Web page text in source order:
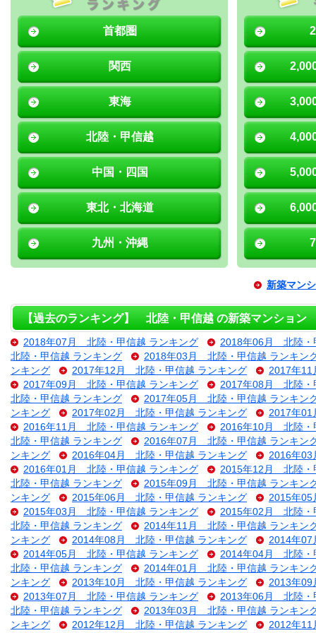
首都圏
関西
東海
北陸・甲信越
中国・四国
東北・北海道
九州・沖縄
新築マン
【過去のランキング】 北陸・甲信越 の新築マンション
2018年07月 北陸・甲信越 ランキング
2018年06月 北陸・
北陸・甲信越 ランキング
2018年03月 北陸・甲信越 ランキン
ンキング
2017年12月 北陸・甲信越 ランキング
2017年
2017年09月 北陸・甲信越 ランキング
2017年08月 北陸・
北陸・甲信越 ランキング
2017年05月 北陸・甲信越 ランキン
ンキング
2017年02月 北陸・甲信越 ランキング
2017年
2016年11月 北陸・甲信越 ランキング
2016年10月 北陸・
北陸・甲信越 ランキング
2016年07月 北陸・甲信越 ランキン
ンキング
2016年04月 北陸・甲信越 ランキング
2016年
2016年01月 北陸・甲信越 ランキング
2015年12月 北陸・
北陸・甲信越 ランキング
2015年09月 北陸・甲信越 ランキン
ンキング
2015年06月 北陸・甲信越 ランキング
2015年
2015年03月 北陸・甲信越 ランキング
2015年02月 北陸・
北陸・甲信越 ランキング
2014年11月 北陸・甲信越 ランキン
ンキング
2014年08月 北陸・甲信越 ランキング
2014年
2014年05月 北陸・甲信越 ランキング
2014年04月 北陸・
北陸・甲信越 ランキング
2014年01月 北陸・甲信越 ランキン
ンキング
2013年10月 北陸・甲信越 ランキング
2013年
2013年07月 北陸・甲信越 ランキング
2013年06月 北陸・
北陸・甲信越 ランキング
2013年03月 北陸・甲信越 ランキン
ンキング
2012年12月 北陸・甲信越 ランキング
2012年